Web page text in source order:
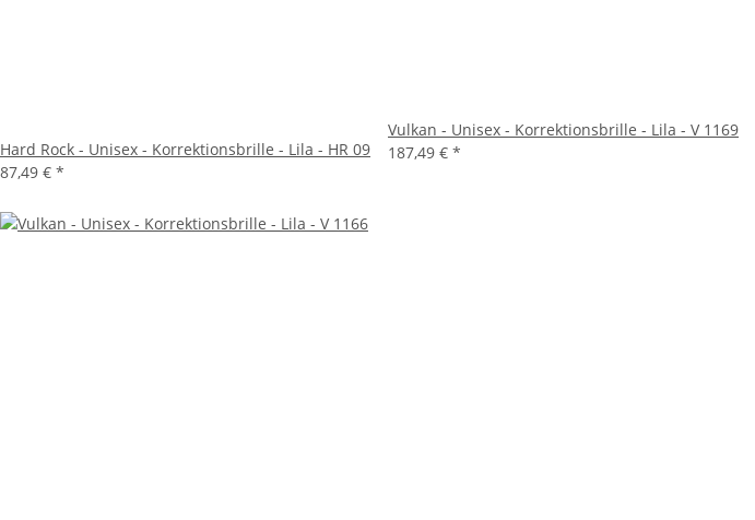
Hard Rock - Unisex - Korrektionsbrille - Lila - HR 09
87,49 € *
Vulkan - Unisex - Korrektionsbrille - Lila - V 1169
187,49 € *